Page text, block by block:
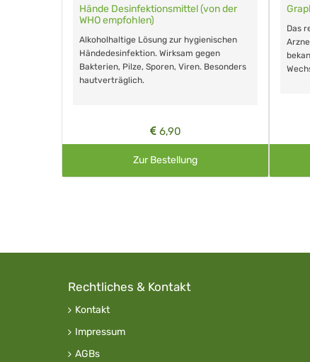
Hände Desinfektionsmittel (von der
WHO empfohlen)
Alkoholhaltige Lösung zur hygienischen
Händedesinfektion. Wirksam gegen
Bakterien, Pilze, Sporen, Viren. Besonders
hautverträglich.
6,90
Zur Bestellung
Das
Rechtliches & Kontakt
Kontakt
Impressum
AGBs